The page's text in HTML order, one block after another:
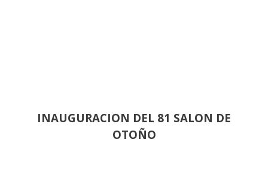
INAUGURACION DEL 81 SALON DE
OTOÑO